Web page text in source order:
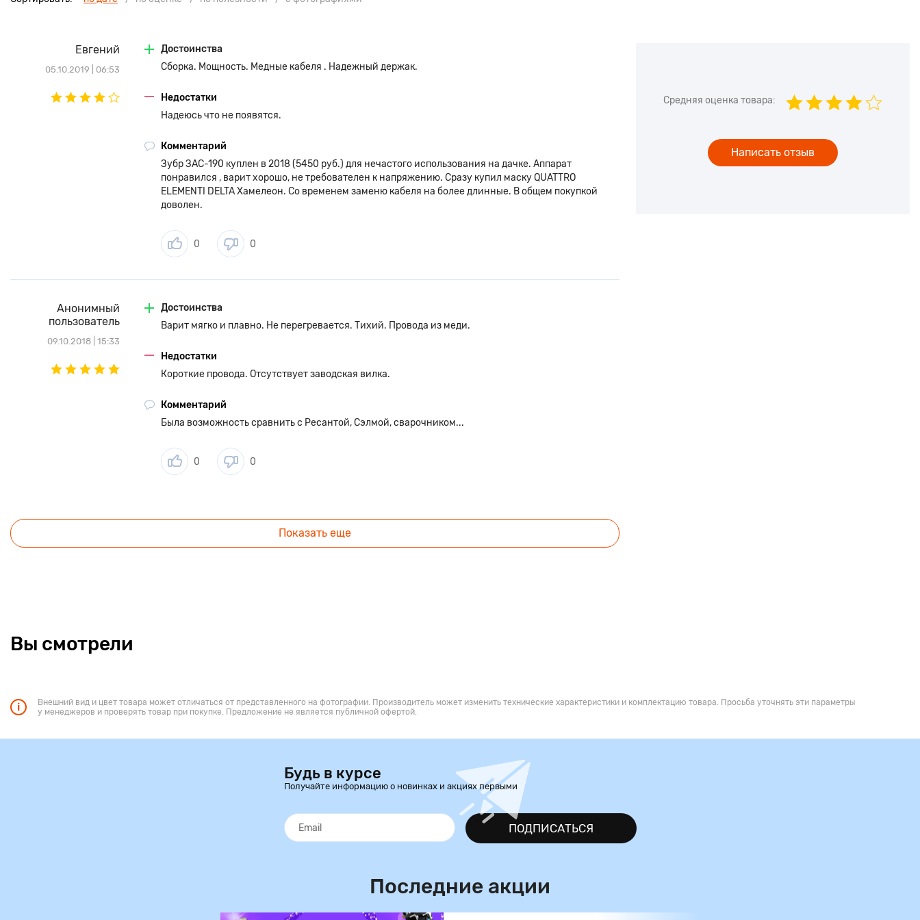
Евгений
05.10.2019 | 06:53
Достоинства
Сборка. Мощность. Медные кабеля . Надежный держак.
Недостатки
Надеюсь что не появятся.
Комментарий
Зубр ЗАС-190 куплен в 2018 (5450 руб.) для нечастого использования на дачке. Аппарат
понравился , варит хорошо, не требователен к напряжению. Сразу купил маску QUATTRO
ELEMENTI DELTA Хамелеон. Со временем заменю кабеля на более длинные. В общем покупкой
доволен.
0 0
Анонимный
пользователь
09.10.2018 | 15:33
Достоинства
Варит мягко и плавно. Не перегревается. Тихий. Провода из меди.
Недостатки
Короткие провода. Отсутствует заводская вилка.
Комментарий
Была возможность сравнить с Ресантой, Сэлмой, сварочником...
0 0
Показать еще
Средняя оценка товара:
Написать отзыв
Вы смотрели
Внешний вид и цвет товара может отличаться от представленного на фотографии. Производитель может изменить технические характеристики и комплектацию товара. Просьба уточнять эти параметры
у менеджеров и проверять товар при покупке. Предложение не является публичной офертой.
Будь в курсе
Получайте информацию о новинках и акциях первыми
ПОДПИСАТЬСЯ
Последние акции